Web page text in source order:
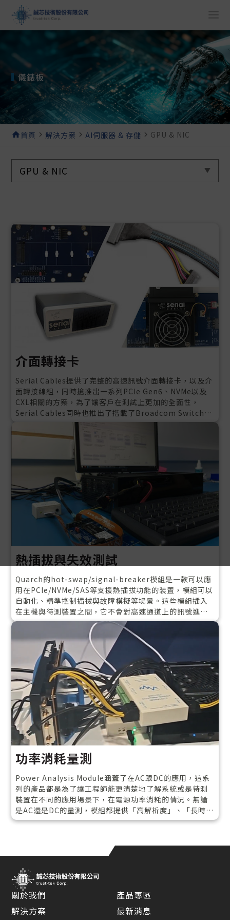
儀錶板
home首頁 navigate_next 解決方案 navigate_next AI伺服器 & 存儲 navigate_next GPU & NIC
GPU & NIC
介面轉接卡
Serial Cables提供了完整的高速訊號介面轉接卡，以及介
面轉接線組，同時搶推出一系列PCIe Gen6、NVMe以及
CXL相關的方案，為了讓客戶在測試上更加的全面性，
Serial Cables同時也推出了搭載了Broadcom Switch的
Host adapter Card以及多插槽的Enclosure。除了PCIe
以外，Serial Cables也提供了AI伺服器以及存儲系統周邊
所使用的轉接線材以及轉接板，包含SAS 12G & SAS4
24G以及示波器量測配件，協助你應付測試時所面臨的各
種平台與場景。
熱插拔與失效測試
Quarch的hot-swap/signal-breaker模組是一款可以應
用在PCIe/NVMe/SAS等支援熱插拔功能的裝置，模組可以
自動化、精準控制插拔與故障模擬等場景。這些模組插入
在主機與待測裝置之間，它不會對高速通道上的訊號進行
re-drive 或re-timing，讓訊號保持原先的完整性與特
性，就像裝置直接連上主機一樣。你可以個別控制power
與sideband(control / management)訊號，模擬pin-
bounce、glitch、signal dropout、side-band error
等等各種錯誤情境，無論是熱插拔測試、錯誤注入、或壓
力測試，都可以用同一台設備、自動化腳本反覆重現。非
常適合應用在需要做大量重複插拔測試(像是SSD plug-
fest、系統可靠性驗證)的團隊
功率消耗量測
Power Analysis Module涵蓋了在AC跟DC的應用，這系
列的產品都是為了讓工程師能更清楚地了解系統或是待測
裝置在不同的應用場景下，在電源功率消耗的情況。無論
是AC還是DC的量測，模組都提供「高解析度」、「長時間
記錄」這兩個核心能力，所以不只是看到電壓/電流的變化
組安裝在系統主機與待測裝置中間，對系統的干擾都很
進行，不會因為量測模組介入就讓行為變調
關於我們
產品專區
解決方案
最新消息